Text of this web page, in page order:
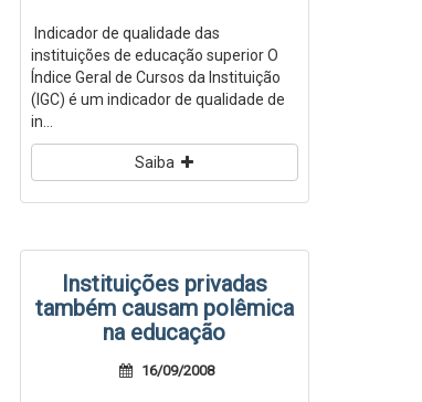
Indicador de qualidade das
instituições de educação superior O
Índice Geral de Cursos da Instituição
(IGC) é um indicador de qualidade de
in...
Saiba
Instituições privadas
também causam polêmica
na educação
16/09/2008